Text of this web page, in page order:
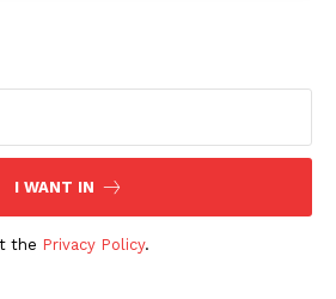
I WANT IN
the Privacy Policy.